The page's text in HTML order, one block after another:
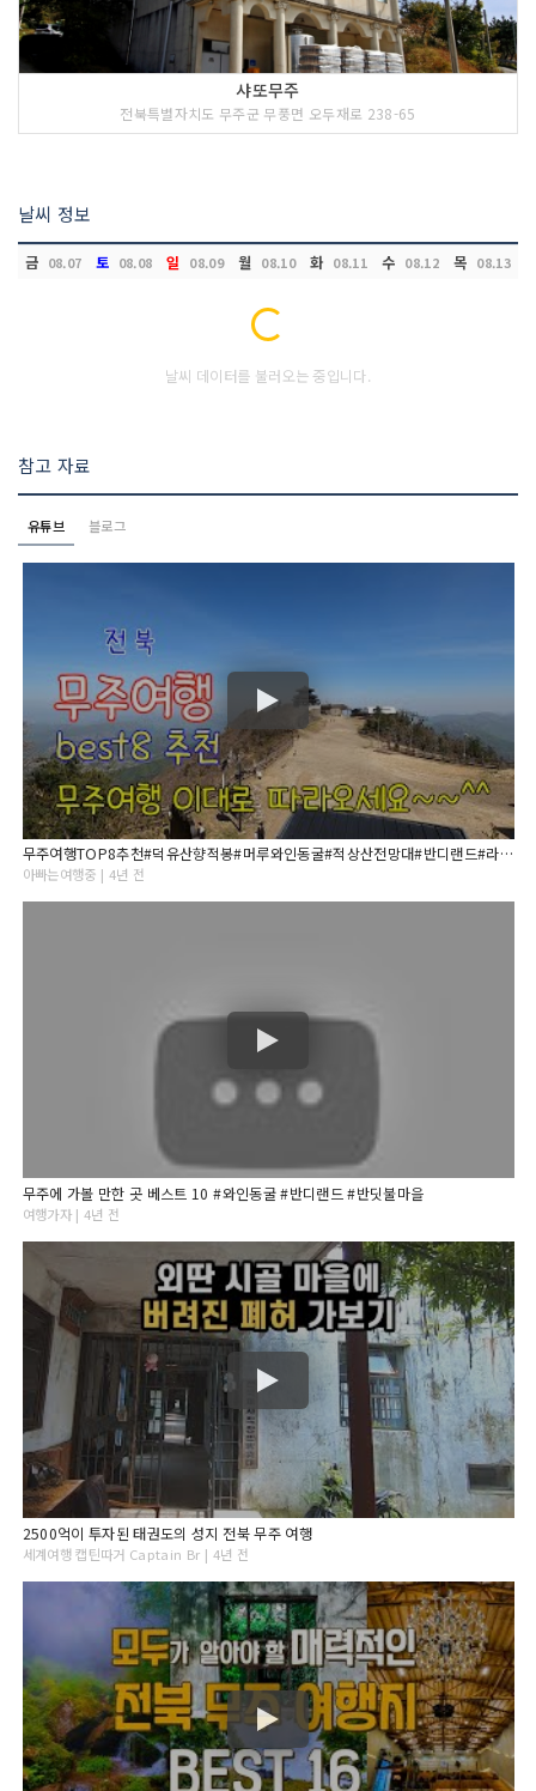
샤또무주
전북특별자치도 무주군 무풍면 오두재로 238-65
날씨 정보
금 08.07 토 08.08 일 08.09 월 08.10 화 08.11 수 08.12 목 08.13
Loading...
날씨 데이터를 불러오는 중입니다.
참고 자료
유튜브 블로그
무주여행TOP8추천#덕유산향적봉#머루와인동굴#적상산전망대#반디랜드#라제통문#전북제사1970뽕다방#무주맛집 돌짬뽕#적상산사고#무주가볼만한곳#덕유산곤도라
아빠는여행중 | 4년 전
무주에 가볼 만한 곳 베스트 10 #와인동굴 #반디랜드 #반딧불마을
여행가자 | 4년 전
2500억이 투자된 태권도의 성지 전북 무주 여행
세계여행 캡틴따거 Captain Br | 4년 전